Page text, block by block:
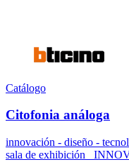
Catálogo
Citofonia análoga
innovación - diseño -
sala de exhibición